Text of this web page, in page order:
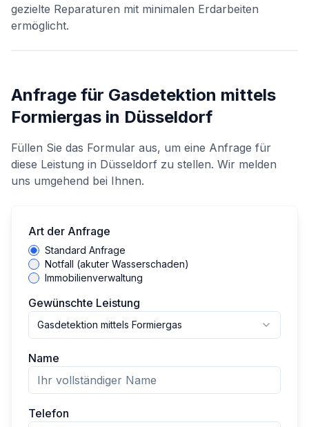
gezielte Reparaturen mit minimalen Erdarbeiten
ermöglicht.
Anfrage für Gasdetektion mittels
Formiergas in Düsseldorf
Füllen Sie das Formular aus, um eine Anfrage für
diese Leistung in Düsseldorf zu stellen. Wir melden
uns umgehend bei Ihnen.
Art der Anfrage
Standard Anfrage
Notfall (akuter Wasserschaden)
Immobilienverwaltung
Gewünschte Leistung
Gasdetektion mittels Formiergas
Name
Telefon